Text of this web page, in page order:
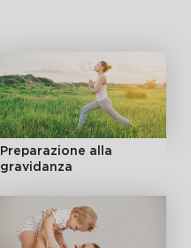
Preparazione alla
gravidanza